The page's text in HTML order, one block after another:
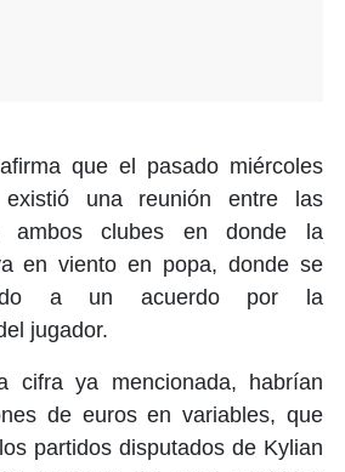
que el pasado miércoles
una reunión entre las
ambos clubes en donde la
en viento en popa, donde se
a un acuerdo por la
jugador.
cifra ya mencionada, habrían
de euros en variables, que
partidos disputados de Kylian